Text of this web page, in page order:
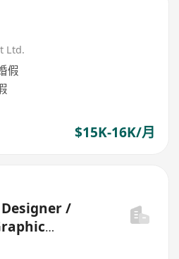
Ltd.
假
$15K-16K/月
/